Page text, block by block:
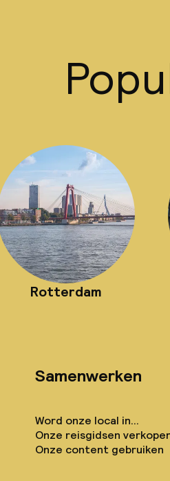
Rotterdam
Samenwerken
Word onze local in...
Onze reisgidsen
Onze content gebruiken